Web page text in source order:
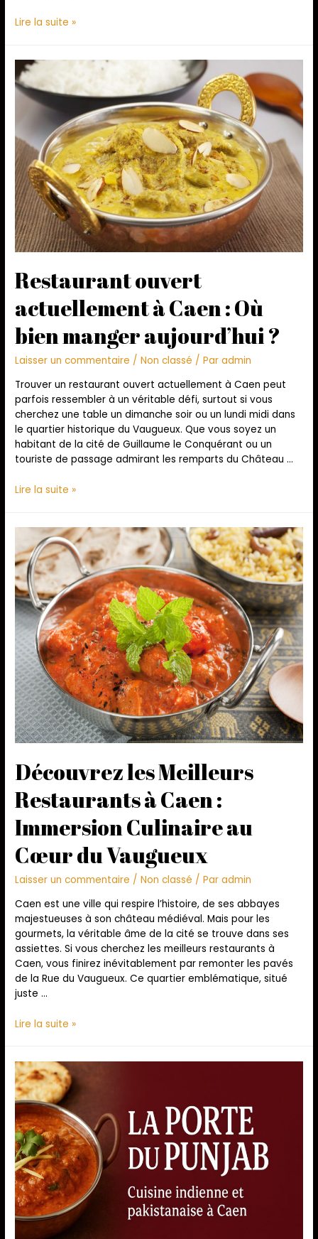
Lire la suite »
Restaurant ouvert
actuellement à Caen : Où
bien manger aujourd’hui ?
Laisser un commentaire /Non classé / Paradmin
Trouver un restaurant ouvert actuellement à Caen peut
parfois ressembler à un véritable défi, surtout si vous
cherchez une table un dimanche soir ou un lundi midi dans
le quartier historique du Vaugueux. Que vous soyez un
habitant de la cité de Guillaume le Conquérant ou un
touriste de passage admirant les remparts du Château …
Lire la suite »
Découvrez les Meilleurs
Restaurants à Caen :
Immersion Culinaire au
Cœur du Vaugueux
Laisser un commentaire /Non classé / Paradmin
Caen est une ville qui respire l’histoire, de ses abbayes
majestueuses à son château médiéval. Mais pour les
gourmets, la véritable âme de la cité se trouve dans ses
assiettes. Si vous cherchez les meilleurs restaurants à
Caen, vous finirez inévitablement par remonter les pavés
de la Rue du Vaugueux. Ce quartier emblématique, situé
juste …
Lire la suite »